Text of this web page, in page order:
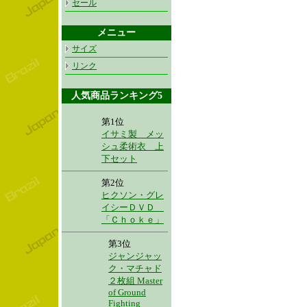
セール
メニュー
サイズ
リンク
人気商品ランキング5
第1位
イサミ製 メッ
シュ柔術衣 上
下セット
第2位
ヒクソン・グレ
イシーＤＶＤ
「Ｃｈｏｋｅ」
第3位
ジャンジャッ
ク・マチャド
２枚組 Master
of Ground
Fighting